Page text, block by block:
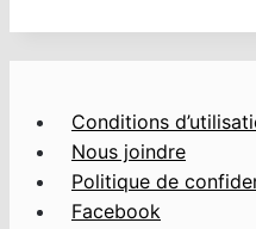
Conditions
Nous joindre
Politique de
Facebook